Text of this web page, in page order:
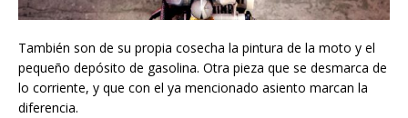
También son de su propia cosecha la pintura de la moto y el
pequeño depósito de gasolina. Otra pieza que se desmarca de
lo corriente, y que con el ya mencionado asiento marcan la
diferencia.